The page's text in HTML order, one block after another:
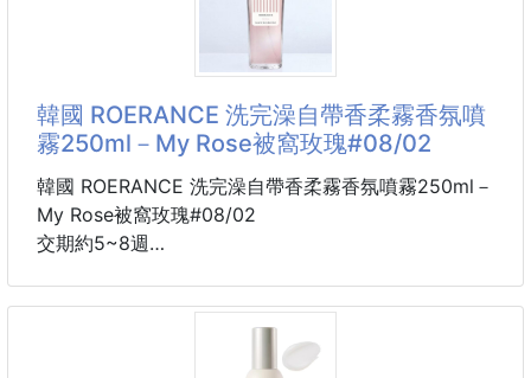
韓國 ROERANCE 洗完澡自帶香柔霧香氛噴
霧250ml－My Rose被窩玫瑰#08/02
韓國 ROERANCE 洗完澡自帶香柔霧香氛噴霧250ml－
My Rose被窩玫瑰#08/02
交期約5~8週